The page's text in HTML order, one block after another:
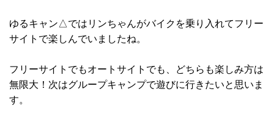
ゆるキャン△ではリンちゃんがバイクを乗り入れてフリー
サイトで楽しんでいましたね。
フリーサイトでもオートサイトでも、どちらも楽しみ方は
無限大！次はグループキャンプで遊びに行きたいと思いま
す。